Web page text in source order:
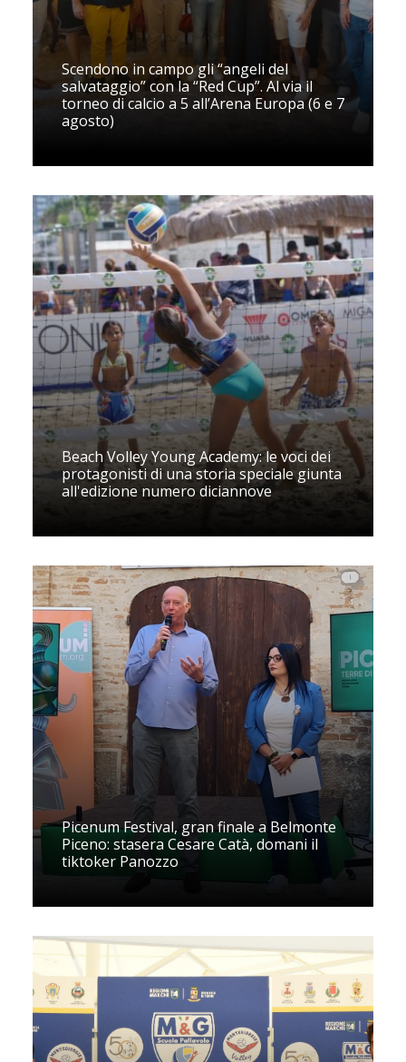
Scendono in campo gli “angeli del
salvataggio” con la “Red Cup”. Al via il
torneo di calcio a 5 all’Arena Europa (6 e 7
agosto)
Beach Volley Young Academy: le voci dei
protagonisti di una storia speciale giunta
all'edizione numero diciannove
Picenum Festival, gran finale a Belmonte
Piceno: stasera Cesare Catà, domani il
tiktoker Panozzo